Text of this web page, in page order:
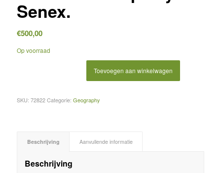
Senex.
€500,00
Op voorraad
Toevoegen aan winkelwagen
SKU: 72822 Categorie: Geography
Beschrijving Aanvullende informatie
Beschrijving